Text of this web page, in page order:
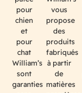
pour
chien
et
pour
chat
William’s
sont
garanties
vous
propose
des
produits
fabriqués
à partir
de
matières